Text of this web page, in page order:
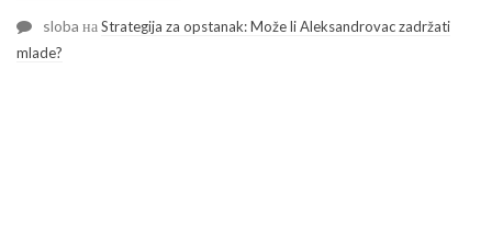
sloba наStrategija za opstanak: Može li Aleksandrovac zadržati
mlade?